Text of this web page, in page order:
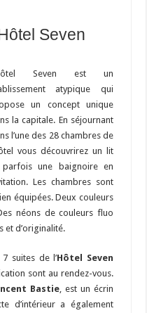
Seven
Seven est un
atypique qui
un concept unique
la capitale. En séjournant
l’une des 28 chambres de
vous découvrirez un lit
une baignoire en
Les chambres sont
équipées. Deux couleurs
néons de couleurs fluo
et d’originalité.
suites de l’Hôtel Seven
sont au rendez-vous.
Bastie , est un écrin
d’intérieur a également